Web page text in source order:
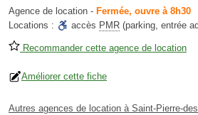
Agence de location - Fermée, ouvre à 8h30
Locations :
accès PMR (parking, entrée
Recommander cette agence de location
Améliorer cette fiche
Autres agences de location à Saint-Pierre-